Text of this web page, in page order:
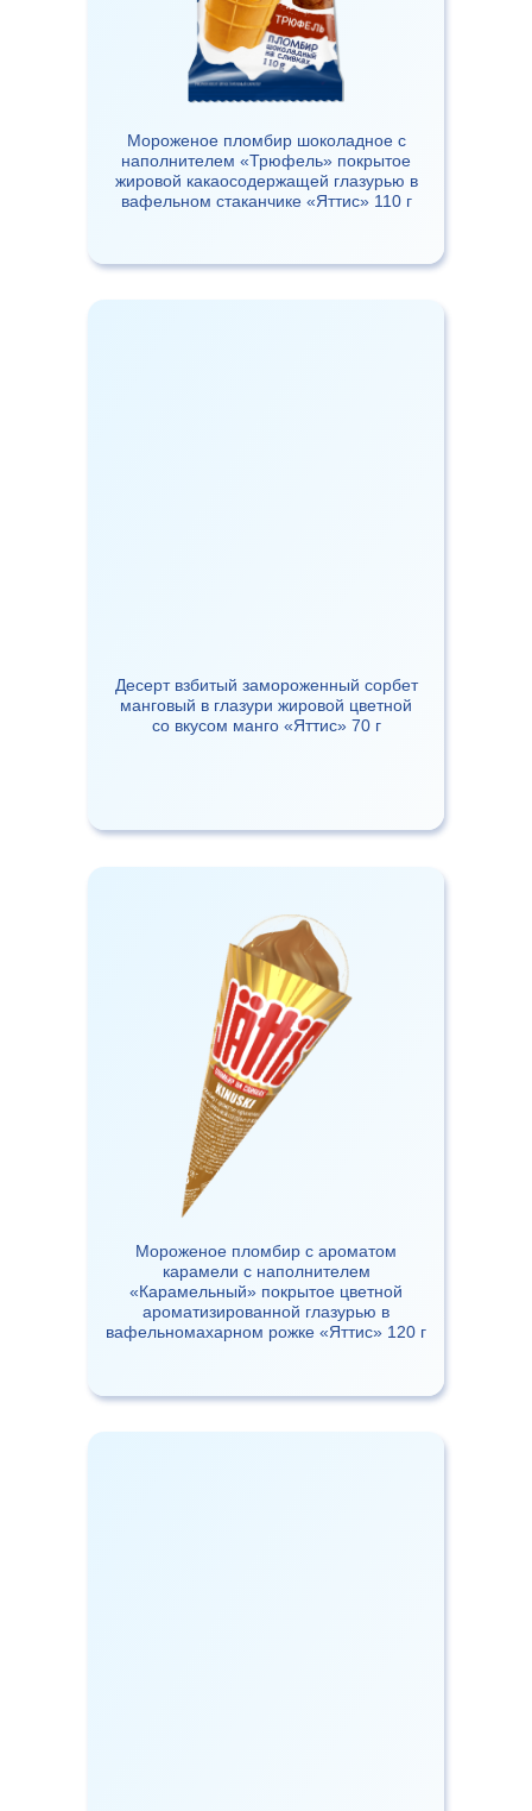
Десерт взбитый замороженный сорбет
манговый в глазури жировой цветной
со вкусом манго «Яттис» 70 г
Мороженое пломбир с ароматом
карамели с наполнителем
«Карамельный» покрытое цветной
ароматизированной глазурью в
вафельномахарном рожке «Яттис» 120 г
Мороженое пломбир шоколадное с
наполнителем «Трюфель» покрытое
жировой какаосодержащей глазурью в
вафельном стаканчике «Яттис» 110 г